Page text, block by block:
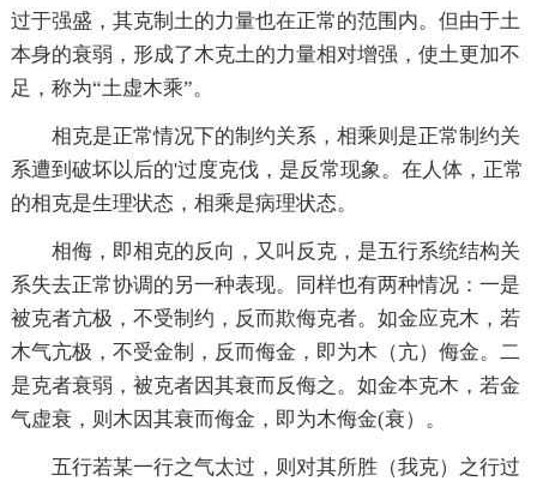
过于强盛，其克制土的力量也在正常的范围内。但由于土
本身的衰弱，形成了木克土的力量相对增强，使土更加不
足，称为“土虚木乘”。
相克是正常情况下的制约关系，相乘则是正常制约关
系遭到破坏以后的'过度克伐，是反常现象。在人体，正常
的相克是生理状态，相乘是病理状态。
相侮，即相克的反向，又叫反克，是五行系统结构关
系失去正常协调的另一种表现。同样也有两种情况：一是
被克者亢极，不受制约，反而欺侮克者。如金应克木，若
木气亢极，不受金制，反而侮金，即为木（亢）侮金。二
是克者衰弱，被克者因其衰而反侮之。如金本克木，若金
气虚衰，则木因其衰而侮金，即为木侮金(衰）。
五行若某一行之气太过，则对其所胜（我克）之行过